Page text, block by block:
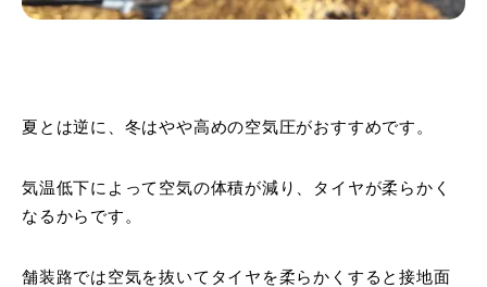
夏とは逆に、冬はやや高めの空気圧がおすすめです。
気温低下によって空気の体積が減り、タイヤが柔らかく
なるからです。
舗装路では空気を抜いてタイヤを柔らかくすると接地面